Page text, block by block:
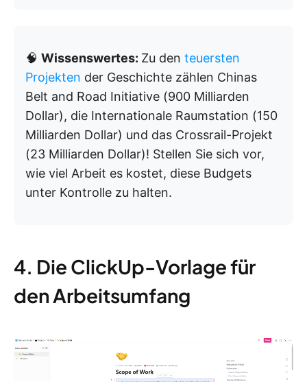
🧠 Wissenswertes: Zu den teuersten
Projekten der Geschichte zählen Chinas
Belt and Road Initiative (900 Milliarden
Dollar), die Internationale Raumstation (150
Milliarden Dollar) und das Crossrail-Projekt
(23 Milliarden Dollar)! Stellen Sie sich vor,
wie viel Arbeit es kostet, diese Budgets
unter Kontrolle zu halten.
4. Die ClickUp-Vorlage für
den Arbeitsumfang